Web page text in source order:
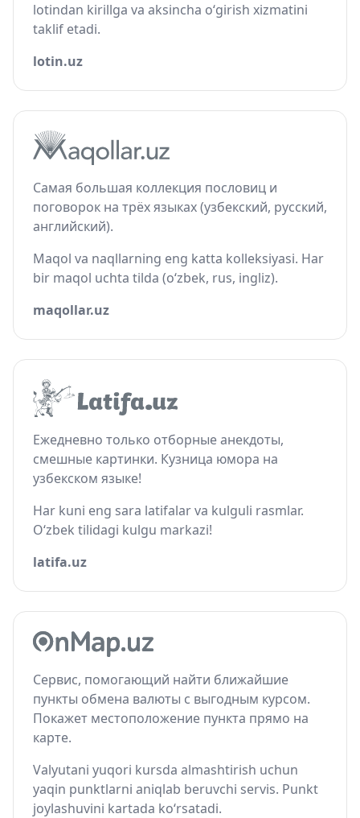
lotindan kirillga va aksincha o‘girish xizmatini
taklif etadi.
lotin.uz
Самая большая коллекция пословиц и
поговорок на трёх языках (узбекский, русский,
английский).
Maqol va naqllarning eng katta kolleksiyasi. Har
bir maqol uchta tilda (o‘zbek, rus, ingliz).
maqollar.uz
Ежедневно только отборные анекдоты,
смешные картинки. Кузница юмора на
узбекском языке!
Har kuni eng sara latifalar va kulguli rasmlar.
O‘zbek tilidagi kulgu markazi!
latifa.uz
Сервис, помогающий найти ближайшие
пункты обмена валюты с выгодным курсом.
Покажет местоположение пункта прямо на
карте.
Valyutani yuqori kursda almashtirish uchun
yaqin punktlarni aniqlab beruvchi servis. Punkt
joylashuvini kartada ko‘rsatadi.